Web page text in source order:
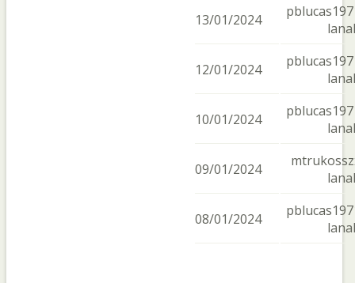
13/01/2024
12/01/2024
10/01/2024
09/01/2024
08/01/2024